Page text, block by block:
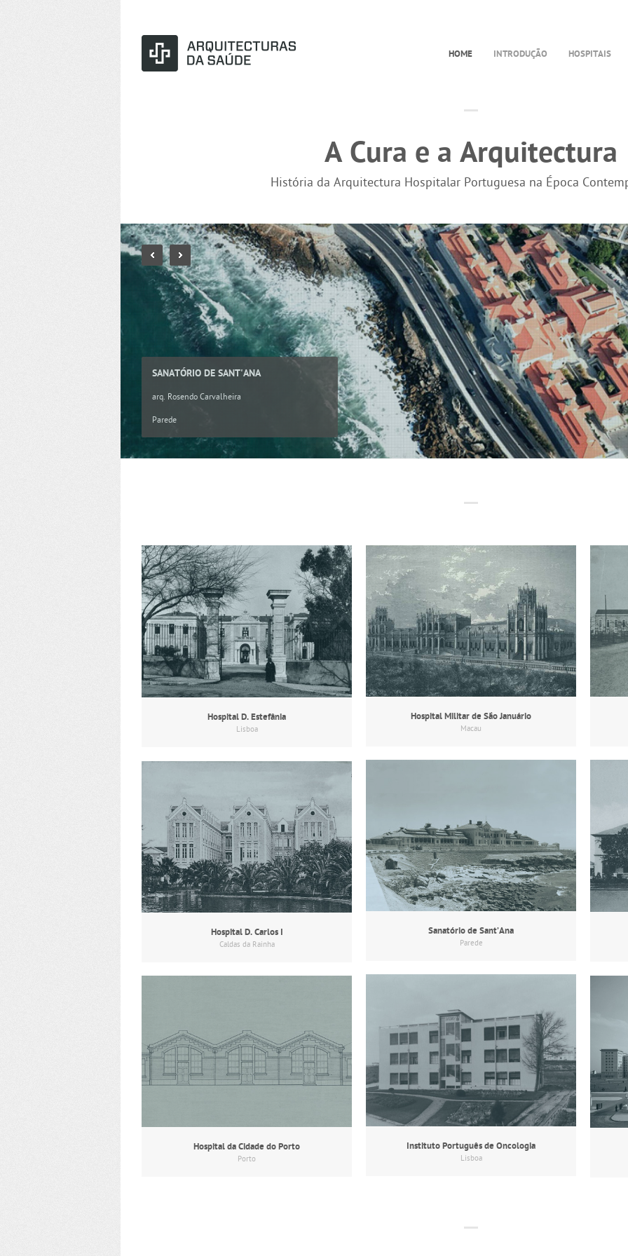
HOME INTRODUÇÃO HOSPITAIS
A Cura e a Arquitectura
História da Arquitectura Hospitalar Portuguesa na Época
SANATÓRIO DE SANT'ANA
arq. Rosendo Carvalheira
Parede
Hospital D. Estefânia
Lisboa
Hospital Militar de São Januário
Macau
Sanatório de Sant’Ana
Parede
Hospital D. Carlos I
Caldas da Rainha
Instituto Português de Oncologia
Lisboa
Hospital da Cidade do Porto
Porto